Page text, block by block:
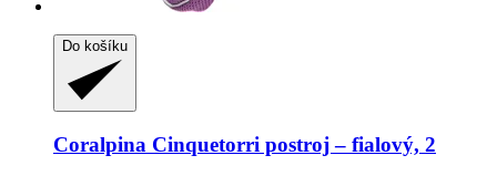
Do košíku
Coralpina Cinquetorri postroj – fialový, 2